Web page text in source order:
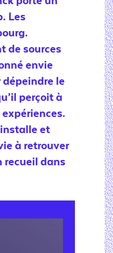
Les
de sources
envie
dépeindre le
perçoit à
installe et
à retrouver
recueil dans